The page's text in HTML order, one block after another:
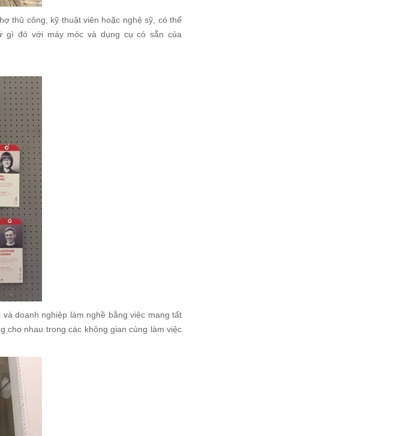
thủ công, kỹ thuật viên hoặc nghệ sỹ, có thể
gì đó với máy móc và dụng cụ có sẵn của
doanh nghiệp làm nghề bằng việc mang tất
cho nhau trong các không gian cùng làm việc